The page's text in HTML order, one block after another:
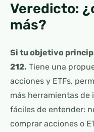
Veredicto:
más?
Si tu objetivo
212. Tiene una
acciones y ETFs,
más herramientas de
fáciles de entender:
comprar acciones o